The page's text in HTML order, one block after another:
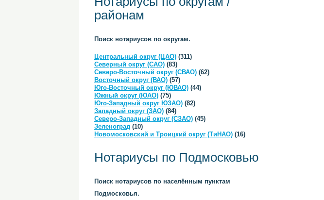
районам
Поиск нотариусов по округам.
Центральный округ (ЦАО) (311)
Северный округ (САО) (83)
Северо-Восточный округ (СВАО) (62)
Восточный округ (ВАО) (57)
Юго-Восточный округ (ЮВАО) (44)
Южный округ (ЮАО) (75)
Юго-Западный округ ЮЗАО) (82)
Западный округ (ЗАО) (84)
Северо-Западный округ (СЗАО) (45)
Зеленоград (10)
Новомосковский и Троицкий округ (ТиНАО) (16)
Нотариусы по Подмосковью
Поиск нотариусов по населённым пунктам
Подмосковья.